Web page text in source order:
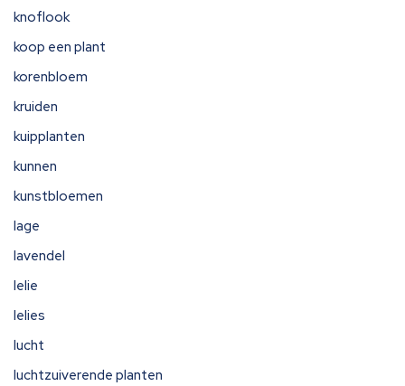
knoflook
koop een plant
korenbloem
kruiden
kuipplanten
kunnen
kunstbloemen
lage
lavendel
lelie
lelies
lucht
luchtzuiverende planten